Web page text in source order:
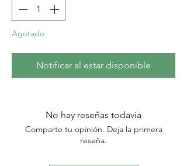
Agotado
Notificar al estar disponible
No hay reseñas todavía
Comparte tu opinión. Deja la primera
reseña.